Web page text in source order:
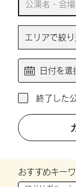
終了した
おすすめキー